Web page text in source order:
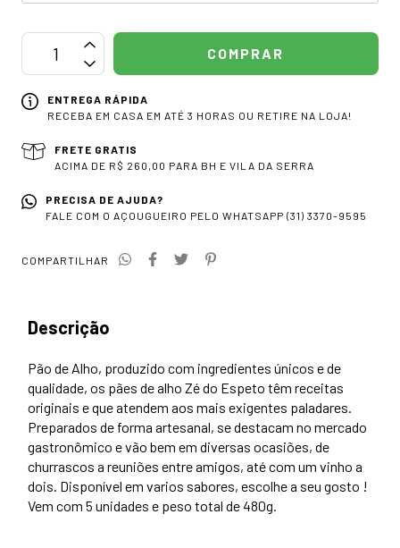
ENTREGA RÁPIDA
RECEBA EM CASA EM ATÉ 3 HORAS OU RETIRE NA LOJA!
FRETE GRATIS
ACIMA DE R$ 260,00 PARA BH E VILA DA SERRA
PRECISA DE AJUDA?
FALE COM O AÇOUGUEIRO PELO WHATSAPP (31) 3370-9595
COMPARTILHAR
Descrição
Pão de Alho, produzido com ingredientes únicos e de
qualidade, os pães de alho Zé do Espeto têm receitas
originais e que atendem aos mais exigentes paladares.
Preparados de forma artesanal, se destacam no mercado
gastronômico e vão bem em diversas ocasiões, de
churrascos a reuniões entre amigos, até com um vinho a
dois. Disponível em varios sabores, escolhe a seu gosto !
Vem com 5 unidades e peso total de 480g.